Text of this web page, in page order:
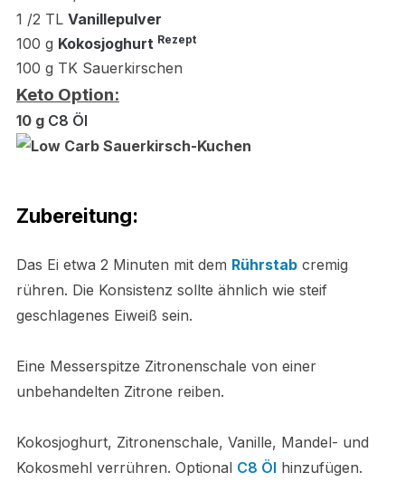
1 /2 TL Vanillepulver
100 g Kokosjoghurt Rezept
100 g TK Sauerkirschen
Keto Option:
10 gC8 Öl
Zubereitung:
Das Ei etwa 2 Minuten mit dem Rührstabcremig
rühren. Die Konsistenz sollte ähnlich wie steif
geschlagenes Eiweiß sein.
Eine Messerspitze Zitronenschale von einer
unbehandelten Zitrone reiben.
Kokosjoghurt, Zitronenschale, Vanille, Mandel- und
Kokosmehl verrühren. Optional C8 Öl hinzufügen.